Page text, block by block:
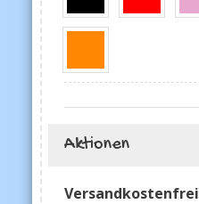
Aktionen
Versandkostenfrei